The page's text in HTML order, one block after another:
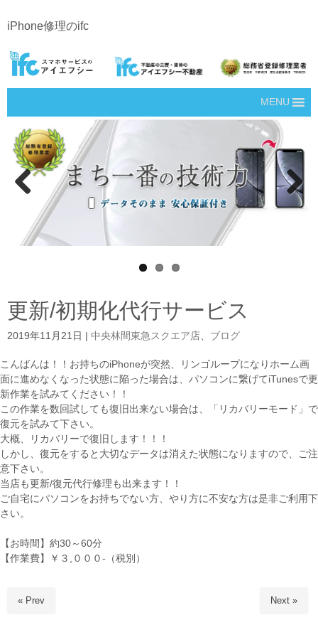
iPhone修理のifc
MENU
Next
更新/初期化代行サービス
2019年11月21日 中央林間東急スクエア店 ブログ
こんばんは！！お持ちのiPhoneが突然、リンゴループになりホーム画
面に進めなくなった状態に陥った場合は、パソコンに繋げてiTunesで更
新作業を試みてください！！
この作業を数回試しても復旧出来ない場合は、「リカバリーモード」で
復元を試みて下さい。
大概、リカバリーで復旧します！！！
しかし、復元をすると大切なデータは消えた状態になりますので、ご注
意下さい。
当店も更新/復元代行修理も出来ます！！
ご自宅にパソコンをお持ちでない方、やり方に不安な方は是非ご利用下
さい。
【お時間】約30～60分
【作業費】￥３,０００-（税別）
« Prev Next »